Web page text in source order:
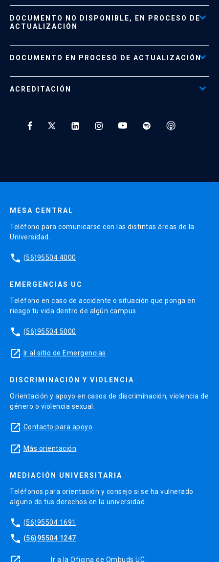
Formas de Pago
Políticas de Retiro, Devolución e Información Importante
DOCUMENTO NO DISPONIBLE, EN PROCESO DE
ACTUALIZACIÓN
Documento No Disponible file_download
DOCUMENTO EN PROCESO DE ACTUALIZACIÓN
ACREDITACIÓN
MESA CENTRAL
Teléfono para comunicarse con las distintas áreas de la
Universidad.
phone (56)95504 4000
EMERGENCIAS UC
Teléfono en caso de accidente o situación que ponga en
riesgo tu vida dentro de algún campus.
phone (56)95504 5000
launch Ir al sitio de Emergencias
DISCRIMINACIÓN Y VIOLENCIA
Orientación y apoyo en casos de discriminación, violencia de
género o violencia sexual.
launch Contacto para apoyo
launch Más orientación
MEDIACIÓN UNIVERSITARIA
Teléfonos para orientación y consejo si se ha vulnerado
alguno de tus derechos en la universidad.
phone (56)95504 1691
phone (56)95504 1247
Ir a la Oficina de Ombuds UC